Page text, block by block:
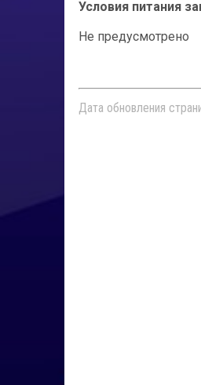
Условия питания
Не предусмотрено
Дата обновления